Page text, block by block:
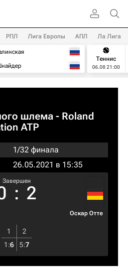
РПЛ Лига Европы АПЛ Ла Лига
Теннис
06.08 21:00
шлема - Roland
ATP
1/32 финала
26.05.2021 в 15:35
Завершен
: 2
Оскар Отте
1
2
1 :6 5:7